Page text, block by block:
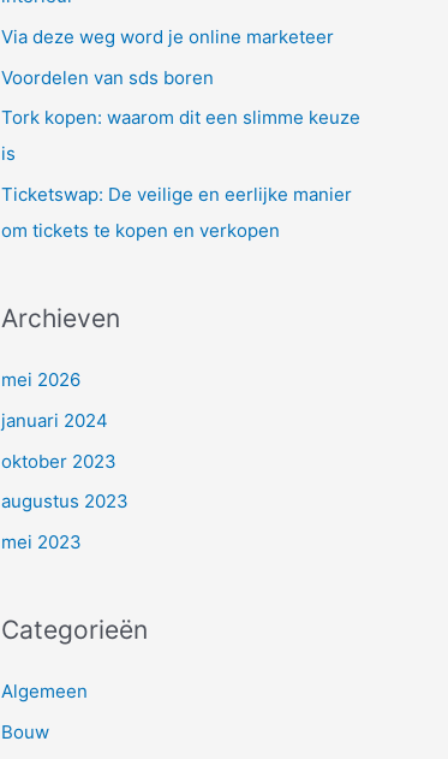
Via deze weg word je online marketeer
Voordelen van sds boren
Tork kopen: waarom dit een slimme keuze
is
Ticketswap: De veilige en eerlijke manier
om tickets te kopen en verkopen
Archieven
mei 2026
januari 2024
oktober 2023
augustus 2023
mei 2023
Categorieën
Algemeen
Bouw